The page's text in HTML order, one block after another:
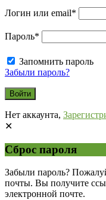
Логин или email*
Пароль*
Запомнить пароль
Забыли пароль?
Нет аккаунта,
Сброс пароля
Забыли пароль?
почты. Вы получите
электронной почте.